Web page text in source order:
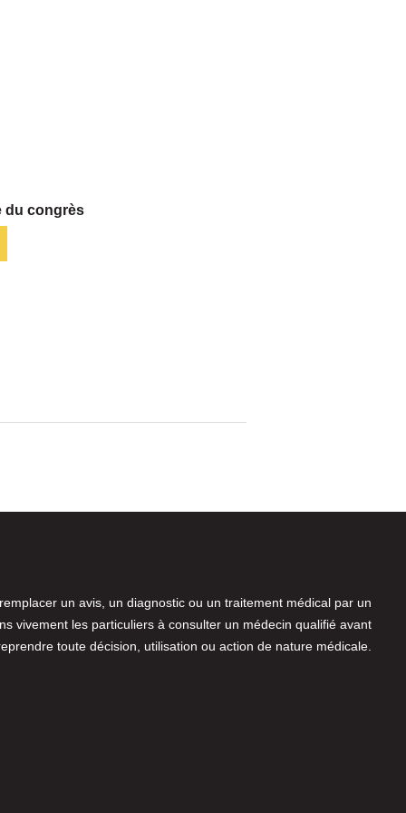
du congrès
un avis, un diagnostic ou un traitement médical par un
vivement les particuliers à consulter un médecin qualifié avant
toute décision, utilisation ou action de nature médicale.